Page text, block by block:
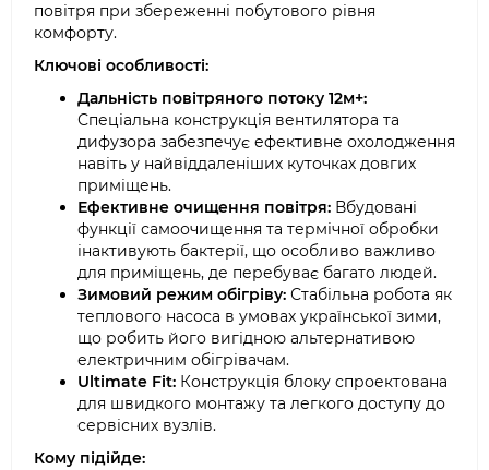
повітря при збереженні побутового рівня
комфорту.
Ключові особливості:
Дальність повітряного потоку 12м+:
Спеціальна конструкція вентилятора та
дифузора забезпечує ефективне охолодження
навіть у найвіддаленіших куточках довгих
приміщень.
Ефективне очищення повітря: Вбудовані
функції самоочищення та термічної обробки
інактивують бактерії, що особливо важливо
для приміщень, де перебуває багато людей.
Зимовий режим обігріву: Стабільна робота як
теплового насоса в умовах української зими,
що робить його вигідною альтернативою
електричним обігрівачам.
Ultimate Fit: Конструкція блоку спроектована
для швидкого монтажу та легкого доступу до
сервісних вузлів.
Кому підійде: